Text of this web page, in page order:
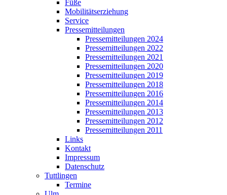
Füße
Mobilitätserziehung
Service
Pressemitteilungen
Pressemitteilungen 2024
Pressemitteilungen 2022
Pressemitteilungen 2021
Pressemitteilungen 2020
Pressemitteilungen 2019
Pressemitteilungen 2018
Pressemitteilungen 2016
Pressemitteilungen 2014
Pressemitteilungen 2013
Pressemitteilungen 2012
Pressemitteilungen 2011
Links
Kontakt
Impressum
Datenschutz
Tuttlingen
Termine